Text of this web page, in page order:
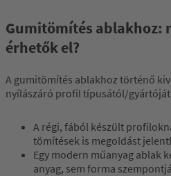
Gumitömítés ablakhoz:
érhetők el?
A gumitömítés ablakhoz történő
nyílászáró profil típusától/
A régi, fából készült
tömítések is megoldást
Egy modern műanyag ablak
anyag, sem forma